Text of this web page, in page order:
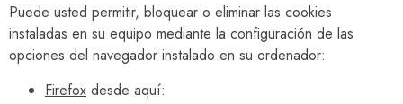
Puede usted permitir, bloquear o eliminar las cookies
instaladas en su equipo mediante la configuración de las
opciones del navegador instalado en su ordenador:
Firefox desde aquí: